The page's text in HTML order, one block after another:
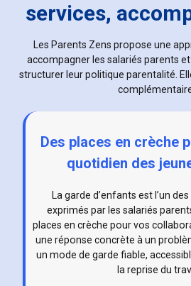
services,
Les Parents Zens propose une
accompagner les salariés parents
structurer leur politique parentalité.
Des places en crèche
quotidien des
La garde d’enfants est l’un
exprimés par les salariés
places en crèche pour vos
une réponse concrète à un
un mode de garde fiable,
la reprise du